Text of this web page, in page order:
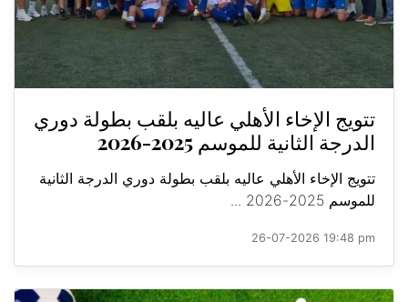
تتويج الإخاء الأهلي عاليه بلقب بطولة دوري
الدرجة الثانية للموسم 2025-2026
تتويج الإخاء الأهلي عاليه بلقب بطولة دوري الدرجة الثانية
للموسم 2025-2026 ...
26-07-2026 19:48 pm